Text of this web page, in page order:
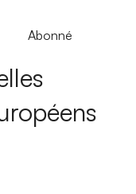
Abonné